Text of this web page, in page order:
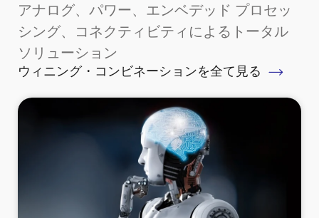
アナログ、パワー、エンベデッド プロセッ
シング、コネクティビティによるトータル
ソリューション
ウィニング・コンビネーションを全て見る